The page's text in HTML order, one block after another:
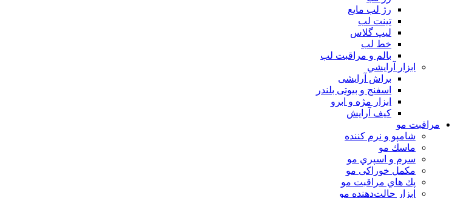
رژ لب مایع
تینت لب
لیپ گلاس
خط لب
بالم و مراقبت لب
ابزار آرايشي
براش آرایشی
اسفنج و بیوتی بلندر
ابزار مژه و ابرو
کیف آرایش
مراقبت مو
شامپو و نرم كننده
ماسك مو
سرم و اسپري مو
مكمل خوراكی مو
پك هاي مراقبت مو
ابزار حالت‌دهنده مو